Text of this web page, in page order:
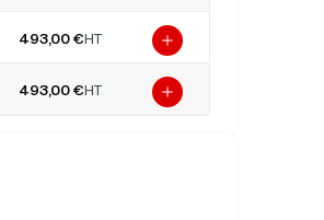
493,00 € HT
Ajouter au panier
493,00 € HT
Ajouter au panier